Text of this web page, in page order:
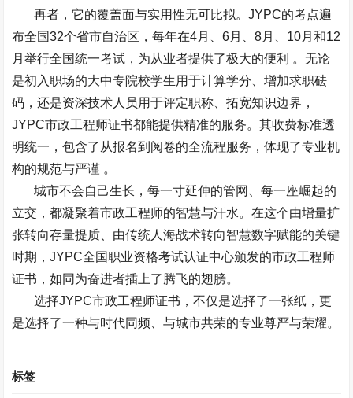
再者，它的覆盖面与实用性无可比拟。JYPC的考点遍
布全国32个省市自治区，每年在4月、6月、8月、 10月和12
月举行全国统一考试，为从业者提供了极大的便利 。无论
是初入职场的大中专院校学生用于计算学分、增加求职砝
码，还是资深技术人员用于评定职称、拓宽知识边界，
JYPC市政工程师证书都能提供精准的服务。其收费标准透
明统一，包含了从报名到阅卷的全流程服务，体现了专业机
构的规范与严谨 。
城市不会自己生长，每一寸延伸的管网、每一座崛起的
立交，都凝聚着市政工程师的智慧与汗水。在这个由增量扩
张转向存量提质、由传统人海战术转向智慧数字赋能的关键
时期，JYPC全国职业资格考试认证中心颁发的市政工程师
证书，如同为奋进者插上了腾飞的翅膀。
选择JYPC市政工程师证书，不仅是选择了一张纸，更
是选择了一种与时代同频、与城市共荣的专业尊严与荣耀。
标签